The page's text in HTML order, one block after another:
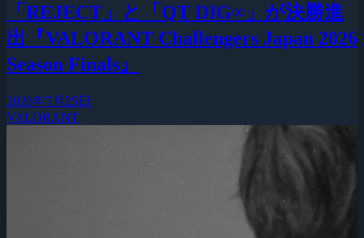
「REJECT」と「QT DIG∞」が決勝進
出『VALORANT Challengers Japan 2026
Season Finals』
2026年7月25日
VALORANT